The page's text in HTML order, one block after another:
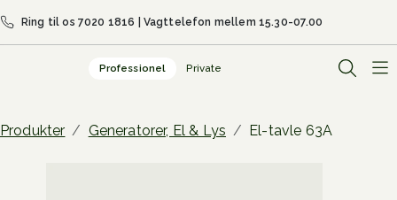
Ring til os 7020 1816 | Vagttelefon mellem 15.30-07.00
Professionel Private
Open
Produkter Generatorer, El & Lys El-tavle 63A